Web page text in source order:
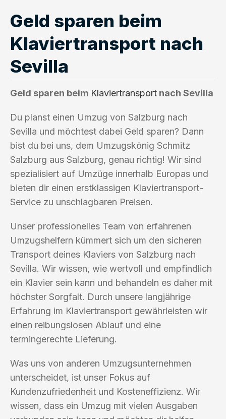
Geld sparen beim
Klaviertransport nach
Sevilla
Geld sparen beim Klaviertransport nach Sevilla
Du planst einen Umzug von Salzburg nach
Sevilla und möchtest dabei Geld sparen? Dann
bist du bei uns, dem Umzugskönig Schmitz
Salzburg aus Salzburg, genau richtig! Wir sind
spezialisiert auf Umzüge innerhalb Europas und
bieten dir einen erstklassigen Klaviertransport-
Service zu unschlagbaren Preisen.
Unser professionelles Team von erfahrenen
Umzugshelfern kümmert sich um den sicheren
Transport deines Klaviers von Salzburg nach
Sevilla. Wir wissen, wie wertvoll und empfindlich
ein Klavier sein kann und behandeln es daher mit
höchster Sorgfalt. Durch unsere langjährige
Erfahrung im Klaviertransport gewährleisten wir
einen reibungslosen Ablauf und eine
termingerechte Lieferung.
Was uns von anderen Umzugsunternehmen
unterscheidet, ist unser Fokus auf
Kundenzufriedenheit und Kosteneffizienz. Wir
wissen, dass ein Umzug mit vielen Ausgaben